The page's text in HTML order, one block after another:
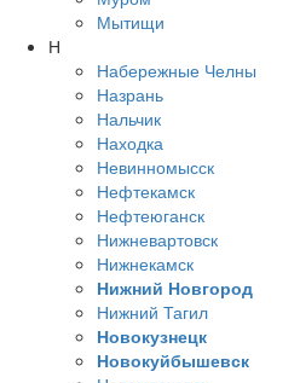
Мытищи
Н
Набережные Челны
Назрань
Нальчик
Находка
Невинномысск
Нефтекамск
Нефтеюганск
Нижневартовск
Нижнекамск
Нижний Новгород
Нижний Тагил
Новокузнецк
Новокуйбышевск